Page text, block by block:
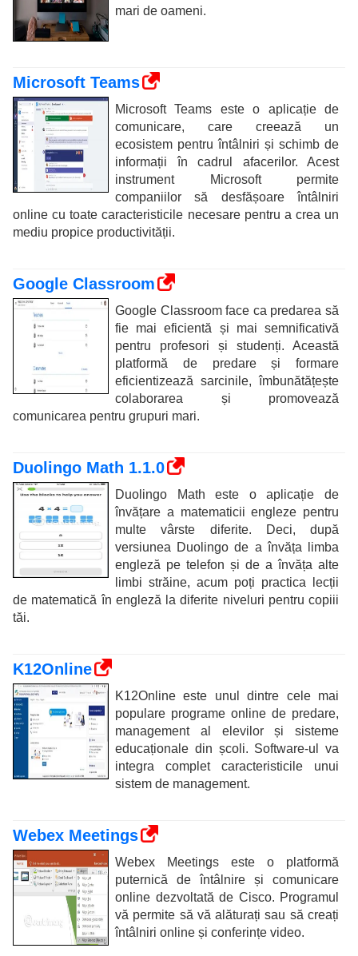
mari de oameni.
Microsoft Teams
Microsoft Teams este o aplicație de
comunicare, care creează un
ecosistem pentru întâlniri și schimb de
informații în cadrul afacerilor. Acest
instrument Microsoft permite
companiilor să desfășoare întâlniri
online cu toate caracteristicile necesare pentru a crea un
mediu propice productivității.
Google Classroom
Google Classroom face ca predarea să
fie mai eficientă și mai semnificativă
pentru profesori și studenți. Această
platformă de predare și formare
eficientizează sarcinile, îmbunătățește
colaborarea și promovează
comunicarea pentru grupuri mari.
Duolingo Math 1.1.0
Duolingo Math este o aplicație de
învățare a matematicii engleze pentru
multe vârste diferite. Deci, după
versiunea Duolingo de a învăța limba
engleză pe telefon și de a învăța alte
limbi străine, acum poți practica lecții
de matematică în engleză la diferite niveluri pentru copiii
tăi.
K12Online
K12Online este unul dintre cele mai
populare programe online de predare,
management al elevilor și sisteme
educaționale din școli. Software-ul va
integra complet caracteristicile unui
sistem de management.
Webex Meetings
Webex Meetings este o platformă
puternică de întâlnire și comunicare
online dezvoltată de Cisco. Programul
vă permite să vă alăturați sau să creați
întâlniri online și conferințe video.